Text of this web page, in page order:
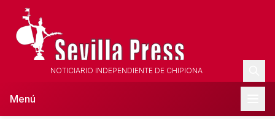
NOTICIARIO INDEPENDIENTE DE CHIPIONA
Menú